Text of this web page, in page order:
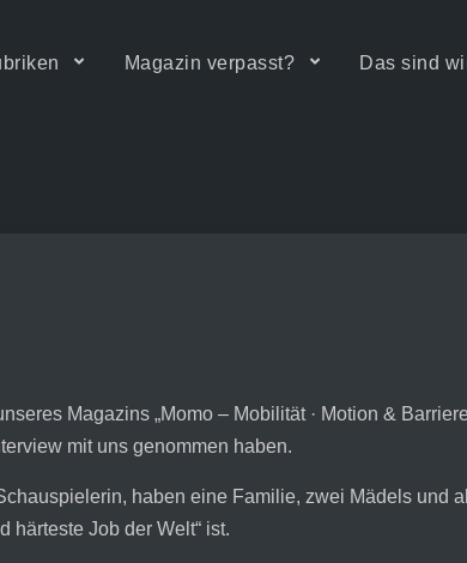
Magazin verpasst? Das sind
Magazins „Momo – Mobilität · Motion &
mit uns genommen haben.
haben eine Familie, zwei Mädels und
härteste Job der Welt“ ist.